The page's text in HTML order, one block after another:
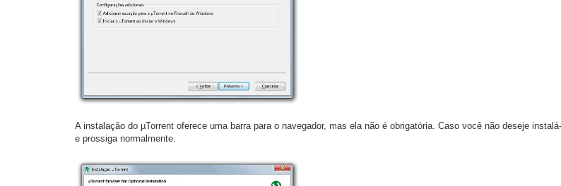
A instalação do µTorrent oferece uma barra para o navegador, mas ela não é obrigatória. Caso você não deseje
e prossiga normalmente.